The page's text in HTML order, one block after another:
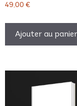
49,00 €
Ajouter au panier